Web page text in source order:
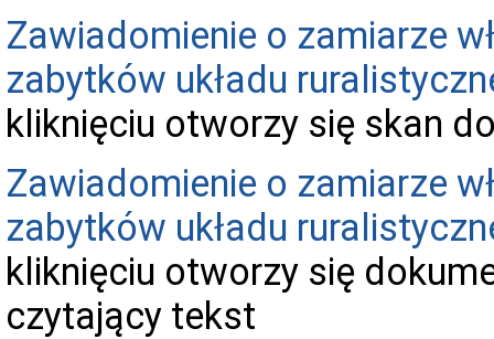
Zawiadomienie o zamiarze
zabytków układu
kliknięciu otworzy się skan
Zawiadomienie o zamiarze
zabytków układu
kliknięciu otworzy się
czytający tekst